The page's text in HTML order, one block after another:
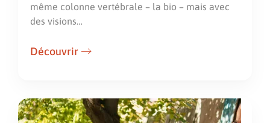
même colonne vertébrale – la bio – mais avec
des visions…
Découvrir